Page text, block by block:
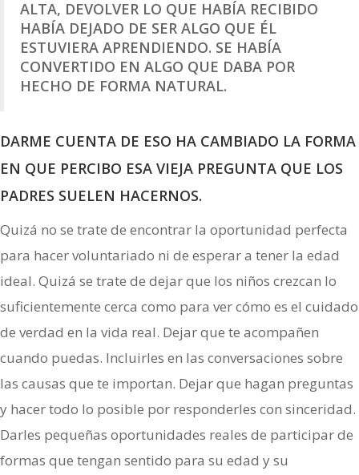
ALTA, DEVOLVER LO QUE HABÍA RECIBIDO
HABÍA DEJADO DE SER ALGO QUE ÉL
ESTUVIERA APRENDIENDO. SE HABÍA
CONVERTIDO EN ALGO QUE DABA POR
HECHO DE FORMA NATURAL.
DARME CUENTA DE ESO HA CAMBIADO LA FORMA
EN QUE PERCIBO ESA VIEJA PREGUNTA QUE LOS
PADRES SUELEN HACERNOS.
Quizá no se trate de encontrar la oportunidad perfecta
para hacer voluntariado ni de esperar a tener la edad
ideal. Quizá se trate de dejar que los niños crezcan lo
suficientemente cerca como para ver cómo es el cuidado
de verdad en la vida real. Dejar que te acompañen
cuando puedas. Incluirles en las conversaciones sobre
las causas que te importan. Dejar que hagan preguntas
y hacer todo lo posible por responderles con sinceridad.
Darles pequeñas oportunidades reales de participar de
formas que tengan sentido para su edad y su